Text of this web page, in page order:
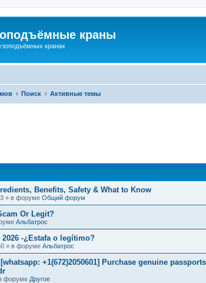
краны
кранах
Поиск Активные темы
Benefits, Safety & What to Know
» в форуме Общий форум
Or Legit?
Альбатрос
-¿Estafa o legítimo?
» в форуме Альбатрос
+1(672)2050601] Purchase genuine
форуме Другое